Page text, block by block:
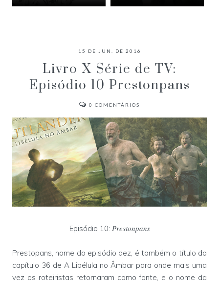
15 DE JUN. DE 2016
Livro X Série de TV:
Episódio 10 Prestonpans
0 COMENTÁRIOS
Episódio 10: Prestonpans
Prestopans, nome do episódio dez, é também o título do
capítulo 36 de A Libélula no Âmbar para onde mais uma
vez os roteiristas retornaram como fonte, e o nome da